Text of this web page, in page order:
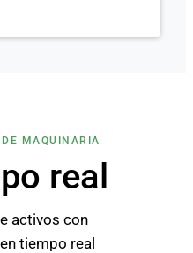
MAQUINARIA
real
activos con
tiempo real